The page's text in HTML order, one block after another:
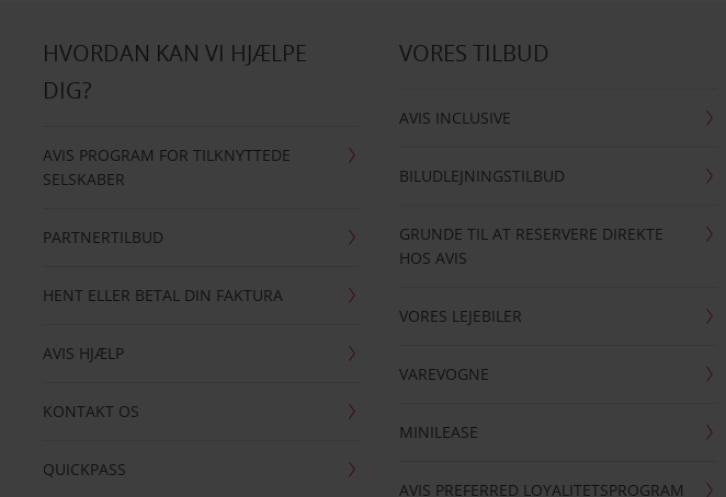
HVORDAN KAN VI HJÆLPE
DIG?
AVIS PROGRAM FOR TILKNYTTEDE
SELSKABER
PARTNERTILBUD
HENT ELLER BETAL DIN FAKTURA
AVIS HJÆLP
KONTAKT OS
QUICKPASS
VORES TILBUD
AVIS INCLUSIVE
BILUDLEJNINGSTILBUD
GRUNDE TIL AT RESERVERE DIREKTE
HOS AVIS
VORES LEJEBILER
VAREVOGNE
MINILEASE
AVIS PREFERRED LOYALITETSPROGRAM